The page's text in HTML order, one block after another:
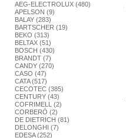
AEG-ELECTROLUX (480)
APELSON (9)
BALAY (283)
BARTSCHER (19)
BEKO (313)
BELTAX (51)
BOSCH (430)
BRANDT (7)
CANDY (270)
CASO (47)
CATA (517)
CECOTEC (385)
CENTURY (43)
COFRIMELL (2)
CORBERÓ (2)
DE DIETRICH (81)
DELONGHI (7)
EDESA (252)